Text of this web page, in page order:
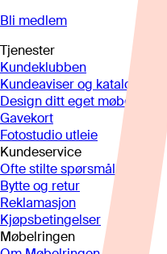
Bli medlem
Tjenester
Kundeklubben
Kundeaviser og kataloger
Design ditt eget møbel
Gavekort
Fotostudio utleie
Kundeservice
Ofte stilte spørsmål
Bytte og retur
Reklamasjon
Kjøpsbetingelser
Møbelringen